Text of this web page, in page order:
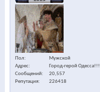
Пол
Мужской
Адрес
Город-герой Одесса!!!
Сообщений
20,557
Репутация
226418